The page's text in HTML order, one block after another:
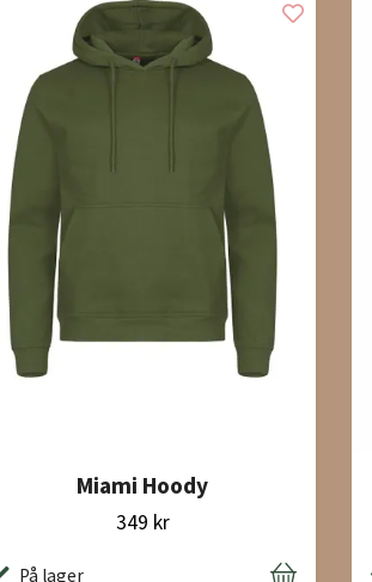
Miami Hoody
349 kr
På lager